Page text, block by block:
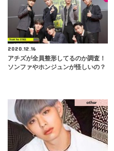
2020.12.16
アチズが全員整形してるのか調査！
ソンファやホンジュンが怪しいの？
other